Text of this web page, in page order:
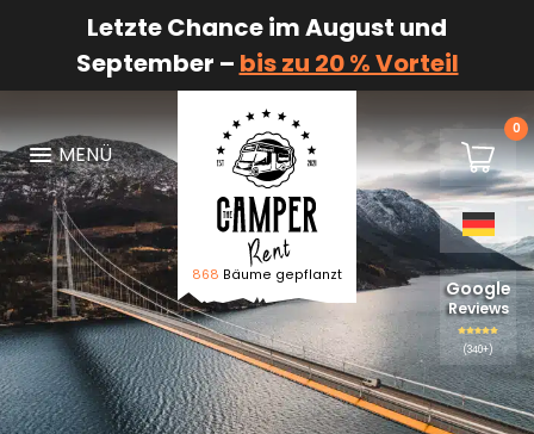
Letzte Chance im August und
September – bis zu 20 % Vorteil
MENÜ
Logo The Camper Rent
868 Bäume gepflanzt
€0,00 0
Google
Reviews
(340+)